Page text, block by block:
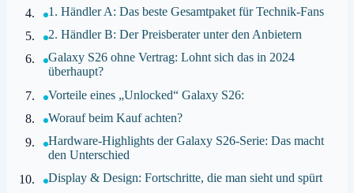
1. Händler A: Das beste Gesamtpaket für Technik-Fans
2. Händler B: Der Preisberater unter den Anbietern
Galaxy S26 ohne Vertrag: Lohnt sich das in 2024
überhaupt?
Vorteile eines „Unlocked“ Galaxy S26:
Worauf beim Kauf achten?
Hardware-Highlights der Galaxy S26-Serie: Das macht
den Unterschied
Display & Design: Fortschritte, die man sieht und spürt